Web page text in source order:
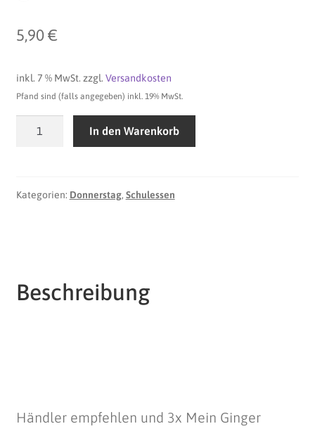
5,90€
inkl. 7 % MwSt. zzgl. Versandkosten
Pfand sind (falls angegeben) inkl. 19% MwSt.
-
In den Warenkorb
Kategorien: Donnerstag, Schulessen
Beschreibung
Händler empfehlen und 3x Mein Ginger